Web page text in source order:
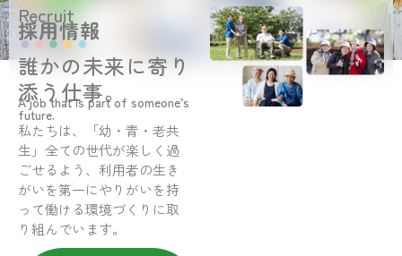
Recruit
採用情報
誰かの未来に寄り
添う仕事。
A job that is part of someone’s
future.
私たちは、「幼・青・老共
生」全ての世代が楽しく過
ごせるよう、利用者の生き
がいを第一にやりがいを持
って働ける環境づくりに取
り組んでいます。